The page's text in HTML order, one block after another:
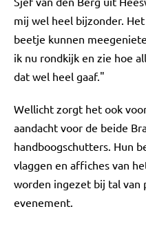
mij wel heel bijzonder.
beetje kunnen
ik nu rondkijk en zie hoe
dat wel heel gaaf."
Wellicht zorgt het ook
aandacht voor de beide
handboogschutters. Hun
vlaggen en affiches van
worden ingezet bij tal
evenement.